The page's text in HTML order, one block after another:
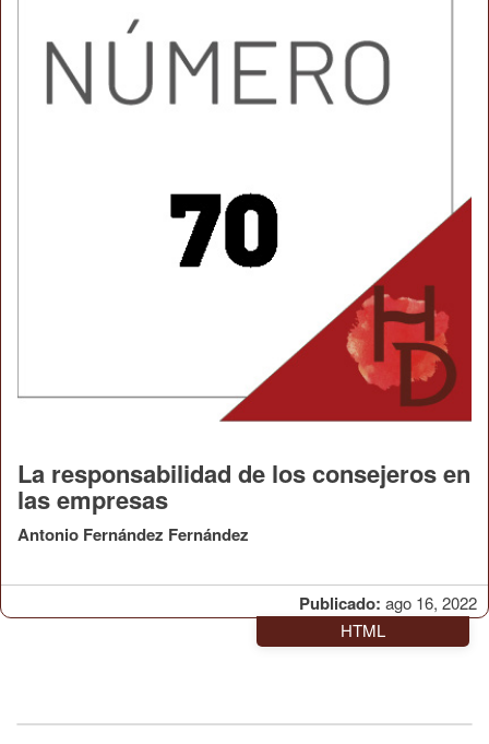
Publicado: ago 16, 2022
La responsabilidad de los consejeros en
las empresas
Antonio Fernández Fernández
HTML